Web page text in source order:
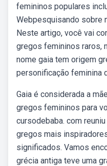
femininos populares
Webpesquisando sobre
Neste artigo, você vai
gregos femininos raros,
nome gaia tem origem
personificação feminina
Gaia é considerada a
gregos femininos para
cursodebaba. com
gregos mais
significados. Vamos
grécia antiga teve uma